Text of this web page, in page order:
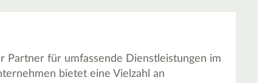
Partner für umfassende Dienstleistungen im
bietet eine Vielzahl an